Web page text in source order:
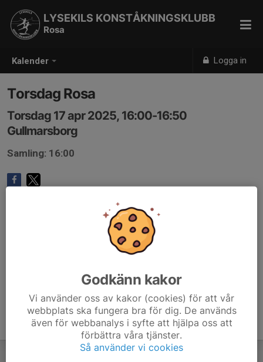
Kalender Logga in
LYSEKILS KONSTÅKNINGSKLUBB
Rosa
Torsdag Rosa
Torsdag 17 apr 2025, 16:00-16:50
Gullmarsborg
Samling: 16:00
Godkänn kakor
Vi använder oss av kakor (cookies) för att vår
webbplats ska fungera bra för dig. De används
även för webbanalys i syfte att hjälpa oss att
förbättra våra tjänster.
Så använder vi cookies